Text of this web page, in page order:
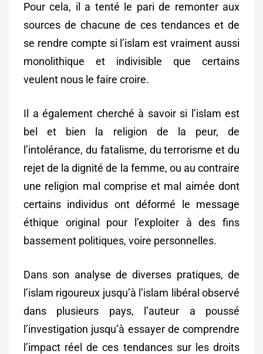
Pour cela, il a tenté le pari de remonter aux
sources de chacune de ces tendances et de
se rendre compte si l’islam est vraiment aussi
monolithique et indivisible que certains
veulent nous le faire croire.
Il a également cherché à savoir si l’islam est
bel et bien la religion de la peur, de
l’intolérance, du fatalisme, du terrorisme et du
rejet de la dignité de la femme, ou au contraire
une religion mal comprise et mal aimée dont
certains individus ont déformé le message
éthique original pour l’exploiter à des fins
bassement politiques, voire personnelles.
Dans son analyse de diverses pratiques, de
l’islam rigoureux jusqu’à l’islam libéral observé
dans plusieurs pays, l’auteur a poussé
l’investigation jusqu’à essayer de comprendre
l’impact réel de ces tendances sur les droits